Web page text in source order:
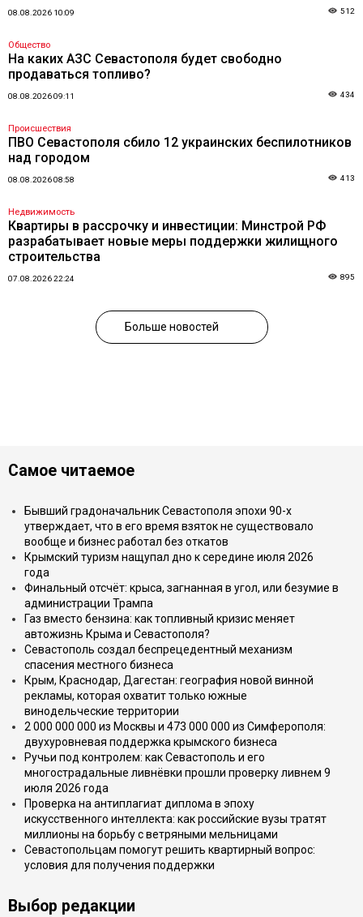
08.08.2026 10:09 512
Общество
На каких АЗС Севастополя будет свободно
продаваться топливо?
08.08.2026 09:11 434
Происшествия
ПВО Севастополя сбило 12 украинских беспилотников
над городом
08.08.2026 08:58 413
Недвижимость
Квартиры в рассрочку и инвестиции: Минстрой РФ
разрабатывает новые меры поддержки жилищного
строительства
07.08.2026 22:24 895
Больше новостей
Самое читаемое
Бывший градоначальник Севастополя эпохи 90-х
утверждает, что в его время взяток не существовало
вообще и бизнес работал без откатов
Крымский туризм нащупал дно к середине июля 2026
года
Финальный отсчёт: крыса, загнанная в угол, или безумие в
администрации Трампа
Газ вместо бензина: как топливный кризис меняет
автожизнь Крыма и Севастополя?
Севастополь создал беспрецедентный механизм
спасения местного бизнеса
Крым, Краснодар, Дагестан: география новой винной
рекламы, которая охватит только южные
винодельческие территории
2 000 000 000 из Москвы и 473 000 000 из Симферополя:
двухуровневая поддержка крымского бизнеса
Ручьи под контролем: как Севастополь и его
многострадальные ливнёвки прошли проверку ливнем 9
июля 2026 года
Проверка на антиплагиат диплома в эпоху
искусственного интеллекта: как российские вузы тратят
миллионы на борьбу с ветряными мельницами
Севастопольцам помогут решить квартирный вопрос:
условия для получения поддержки
Выбор редакции